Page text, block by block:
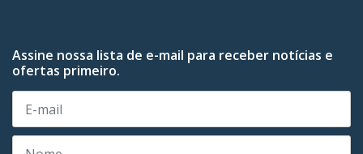
Assine nossa lista de e-mail para receber notícias e
ofertas primeiro.